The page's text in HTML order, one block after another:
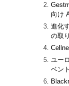
向け
進化
の取
ユー
ベン